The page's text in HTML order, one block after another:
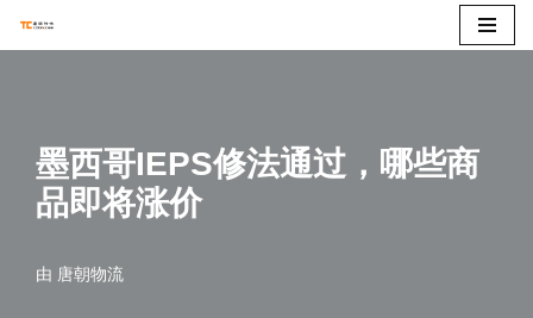
文墨西哥IEPS修法通过，哪些商
品即将涨价
由 唐朝物流